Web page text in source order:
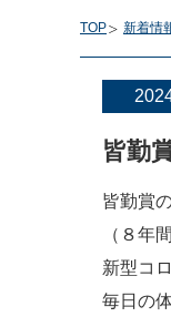
TOP 新着情
皆勤
皆勤賞
（８年
新型コ
毎日の